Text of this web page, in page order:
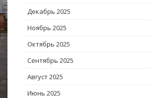
Декабрь 2025
Ноябрь 2025
Октябрь 2025
Сентябрь 2025
Август 2025
Июнь 2025